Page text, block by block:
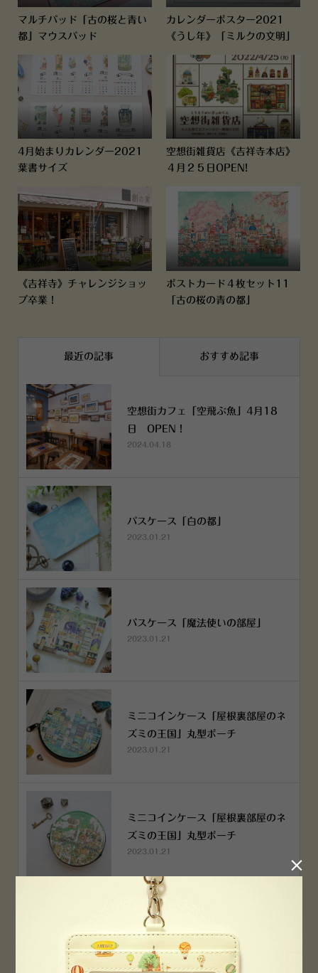
マルチパッド「古の桜と青い
都」マウスパッド
カレンダーポスター2021
《うし年》「ミルクの文明」
4月始まりカレンダー2021
葉書サイズ
空想街雑貨店《吉祥寺本店》
４月２５日OPEN!
《吉祥寺》チャレンジショッ
プ卒業！
ポストカード４枚セット11
「古の桜の青の都」
最近の記事 おすすめ記事
空想街カフェ「空飛ぶ魚」4月18
日 OPEN！
2024.04.18
パスケース「白の都」
2023.01.21
パスケース「魔法使いの部屋」
2023.01.21
ミニコインケース「屋根裏部屋のネ
ズミの王国」丸型ポーチ
2023.01.21
ミニコインケース「屋根裏部屋のネ
ズミの王国」丸型ポーチ
2023.01.21
横浜赤レンガ倉庫店 12月6日 O
PEN！
2022.12.05
